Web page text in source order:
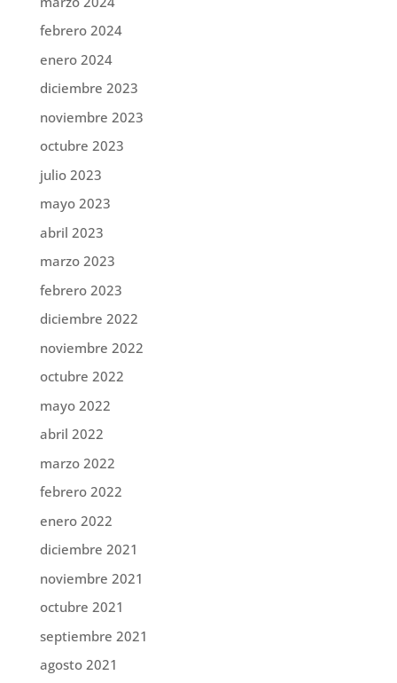
febrero 2024
enero 2024
diciembre 2023
noviembre 2023
octubre 2023
julio 2023
mayo 2023
abril 2023
marzo 2023
febrero 2023
diciembre 2022
noviembre 2022
octubre 2022
mayo 2022
abril 2022
marzo 2022
febrero 2022
enero 2022
diciembre 2021
noviembre 2021
octubre 2021
septiembre 2021
agosto 2021